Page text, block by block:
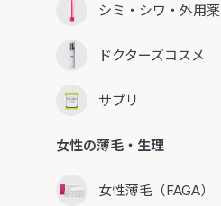
シミ・シワ・外用薬
ドクターズコスメ
サプリ
女性の薄毛・生理
女性薄毛（FAGA）